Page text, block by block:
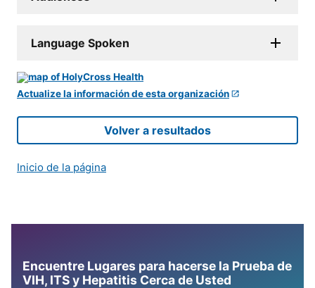
Language Spoken
Actualize la información de esta organización
Volver a resultados
Inicio de la página
Encuentre Lugares para hacerse la Prueba de
VIH, ITS y Hepatitis Cerca de Usted